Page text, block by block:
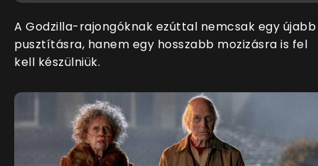
A Godzilla-rajongóknak ezúttal nemcsak egy újabb
pusztításra, hanem egy hosszabb mozizásra is fel
kell készülniük.